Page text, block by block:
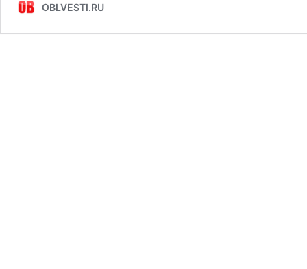
OBLVESTI.RU